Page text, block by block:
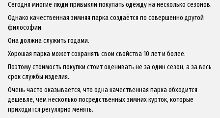
Сегодня многие люди привыкли покупать одежду на несколько сезонов.
Однако качественная зимняя парка создаётся по совершенно другой
философии.
Она должна служить годами.
Хорошая парка может сохранять свои свойства 10 лет и более.
Поэтому стоимость покупки стоит оценивать не за один сезон, а за весь
срок службы изделия.
Очень часто оказывается, что одна качественная парка обходится
дешевле, чем несколько посредственных зимних курток, которые
приходится регулярно менять.